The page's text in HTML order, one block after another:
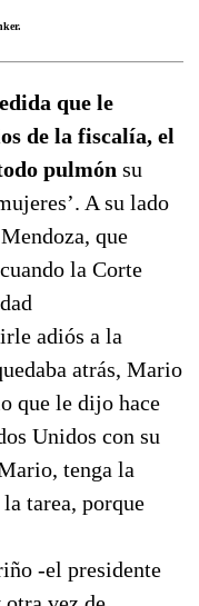
que le
de la fiscalía, el
pulmón su
A su lado
que
la Corte
adiós a la
atrás, Mario
que le dijo hace
Unidos con su
tenga la
tarea, porque
-el presidente